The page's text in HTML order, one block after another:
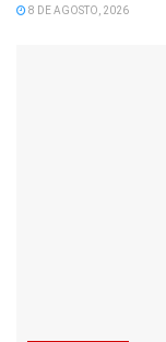
8 DE AGOSTO, 2026